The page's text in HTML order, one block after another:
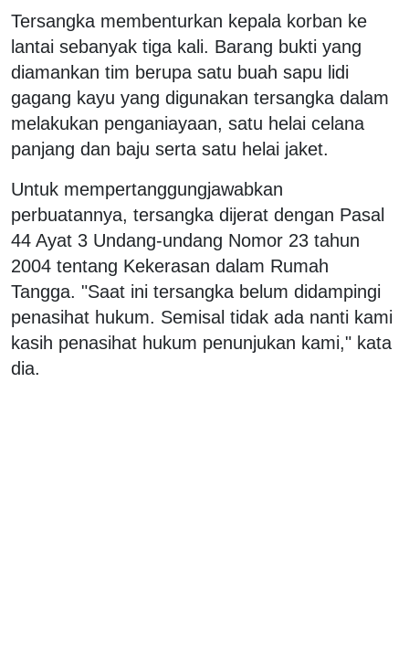
Tersangka membenturkan kepala korban ke
lantai sebanyak tiga kali. Barang bukti yang
diamankan tim berupa satu buah sapu lidi
gagang kayu yang digunakan tersangka dalam
melakukan penganiayaan, satu helai celana
panjang dan baju serta satu helai jaket.
Untuk mempertanggungjawabkan
perbuatannya, tersangka dijerat dengan Pasal
44 Ayat 3 Undang-undang Nomor 23 tahun
2004 tentang Kekerasan dalam Rumah
Tangga. "Saat ini tersangka belum didampingi
penasihat hukum. Semisal tidak ada nanti kami
kasih penasihat hukum penunjukan kami," kata
dia.